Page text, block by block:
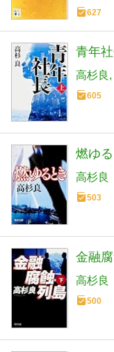
627
青年
高杉良
605
燃ゆ
高杉良
503
金融
高杉良
500